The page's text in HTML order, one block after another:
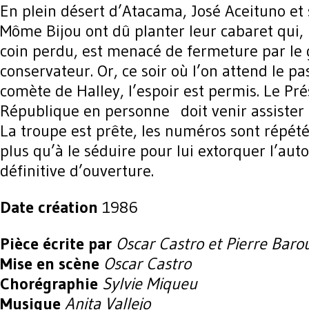
En plein désert d’Atacama, José Aceituno
Môme Bijou ont dû planter leur cabaret qui,
coin perdu, est menacé de fermeture par le
conservateur. Or, ce soir où l’on attend le
comète de Halley, l’espoir est permis. Le
République en personne doit venir assister
La troupe est prête, les numéros sont
plus qu’à le séduire pour lui extorquer
définitive d’ouverture.
Date création 1986
Pièce écrite par Oscar Castro et Pierre
Mise en scène Oscar Castro
Chorégraphie Sylvie Miqueu
Musique Anita Vallejo